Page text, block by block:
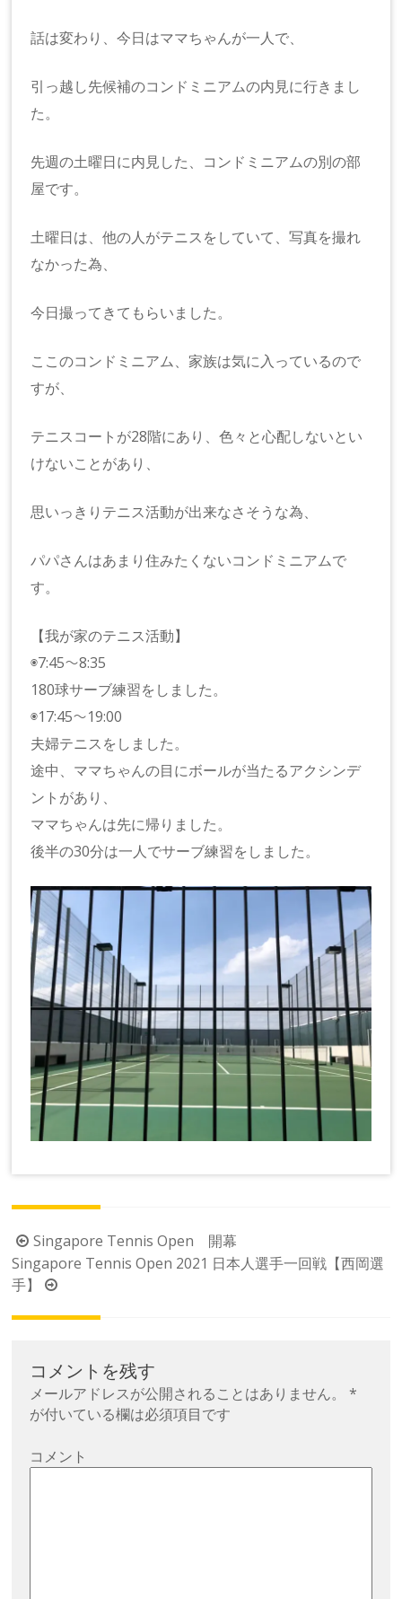
話は変わり、今日はママちゃんが一人で、
引っ越し先候補のコンドミニアムの内見に行きまし
た。
先週の土曜日に内見した、コンドミニアムの別の部
屋です。
土曜日は、他の人がテニスをしていて、写真を撮れ
なかった為、
今日撮ってきてもらいました。
ここのコンドミニアム、家族は気に入っているので
すが、
テニスコートが28階にあり、色々と心配しないとい
けないことがあり、
思いっきりテニス活動が出来なさそうな為、
パパさんはあまり住みたくないコンドミニアムで
す。
【我が家のテニス活動】
◉7:45〜8:35
180球サーブ練習をしました。
◉17:45〜19:00
夫婦テニスをしました。
途中、ママちゃんの目にボールが当たるアクシンデ
ントがあり、
ママちゃんは先に帰りました。
後半の30分は一人でサーブ練習をしました。
投
稿
ナ
ビ
Singapore Tennis Open 開幕
Singapore Tennis Open 2021 日本人選手一回戦【西岡選
手】
コメントを残す
メールアドレスが公開されることはありません。
*
が付いている欄は必須項目です
コメント